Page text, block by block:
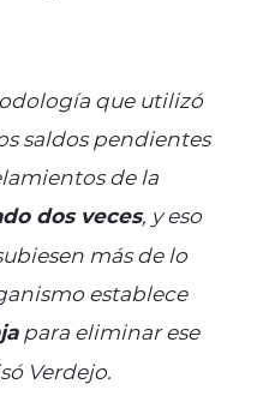
que utilizó
saldos pendientes
de la
dos veces, y eso
más de lo
establece
para eliminar ese
Verdejo.